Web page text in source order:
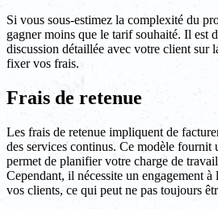
Si vous sous-estimez la complexité du
gagner moins que le tarif souhaité. Il est
discussion détaillée avec votre client sur
fixer vos frais.
Frais de retenue
Les frais de retenue impliquent de
des services continus. Ce modèle fournit
permet de planifier votre charge de
Cependant, il nécessite un engagement
vos clients, ce qui peut ne pas toujours